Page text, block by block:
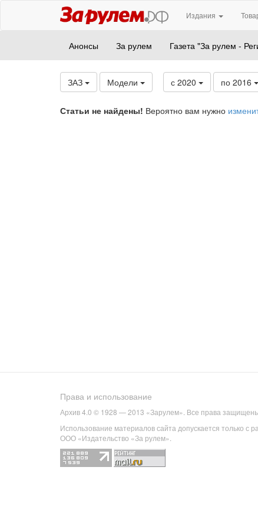
Издания
Анонсы За рулем Газета "За рулем -
ЗАЗ Модели с 2020 по 2016
Статьи не найдены! Вероятно вам нужно
Права и использование
Архив 4.0 © 1928 — 2013 «Зарулем». Все права
Использование материалов сайта допускается только с
ООО «Издательство «За рулем».